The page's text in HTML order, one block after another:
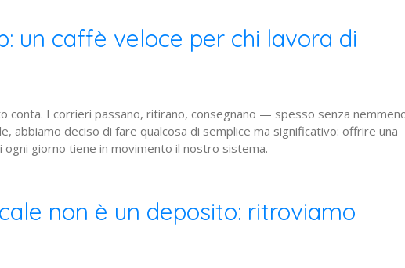
un caffè veloce per chi lavora di
conta. I corrieri passano, ritirano, consegnano — spesso senza
abbiamo deciso di fare qualcosa di semplice ma significativo: offrire una
ogni giorno tiene in movimento il nostro sistema.
non è un deposito: ritroviamo